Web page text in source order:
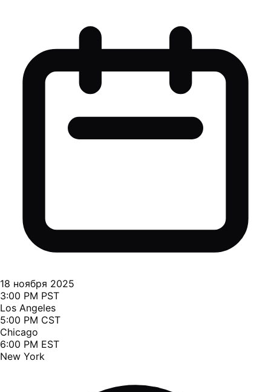
18 ноября 2025
3:00 PM PST
Los Angeles
5:00 PM CST
Chicago
6:00 PM EST
New York